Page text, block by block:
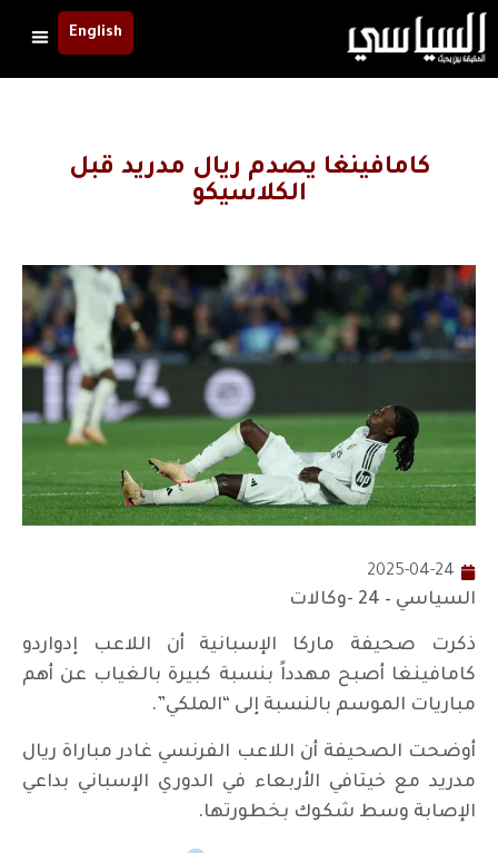
English
كامافينغا يصدم ريال مدريد قبل
الكلاسيكو
2025-04-24
السياسي – 24 -وكالات
ذكرت صحيفة ماركا الإسبانية أن اللاعب إدواردو
كامافينغا أصبح مهدداً بنسبة كبيرة بالغياب عن أهم
مباريات الموسم بالنسبة إلى “الملكي”.
أوضحت الصحيفة أن اللاعب الفرنسي غادر مباراة ريال
مدريد مع خيتافي الأربعاء في الدوري الإسباني بداعي
الإصابة وسط شكوك بخطورتها.